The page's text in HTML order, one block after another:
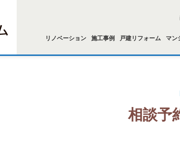
リノベーション 施工事例 戸建リフォーム マン
相談予